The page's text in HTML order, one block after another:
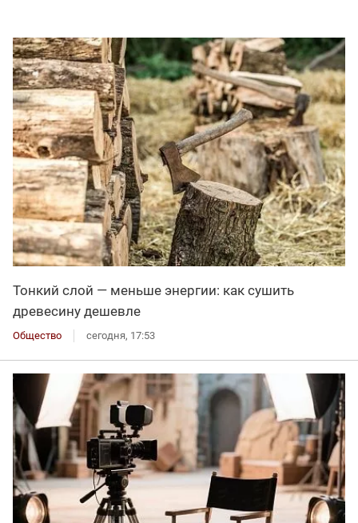
Тонкий слой — меньше энергии: как сушить
древесину дешевле
Общество сегодня, 17:53